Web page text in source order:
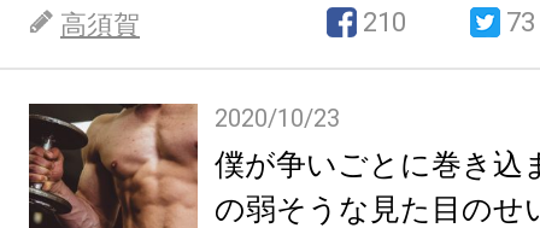
高須賀 210 73
2020/10/23
僕が争いごとに巻き込
の弱そうな見た目のせ